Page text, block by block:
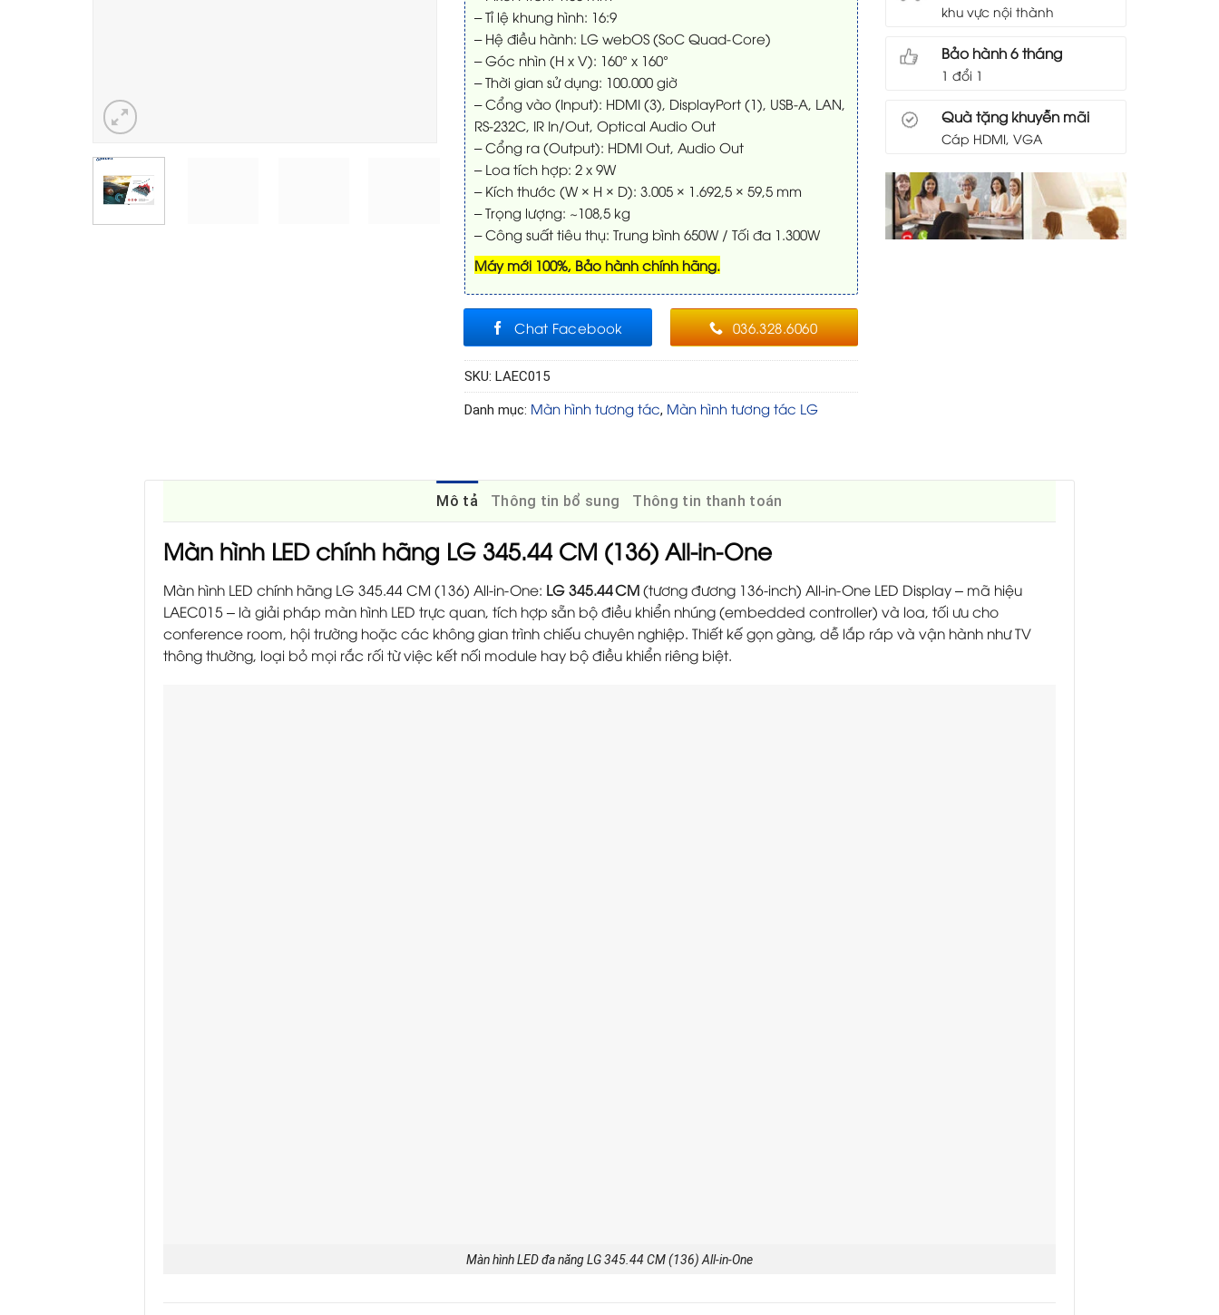
– Tỉ lệ khung hình: 16:9
– Hệ điều hành: LG webOS (SoC Quad-Core)
– Góc nhìn (H x V): 160° x 160°
– Thời gian sử dụng: 100.000 giờ
– Cổng vào (Input): HDMI (3), DisplayPort (1), USB-A, LAN,
RS-232C, IR In/Out, Optical Audio Out
– Cổng ra (Output): HDMI Out, Audio Out
– Loa tích hợp: 2 x 9W
– Kích thước (W × H × D): 3.005 × 1.692,5 × 59,5 mm
– Trọng lượng: ~108,5 kg
– Công suất tiêu thụ: Trung bình 650W / Tối đa 1.300W
Máy mới 100%, Bảo hành chính hãng.
Chat Facebook 036.328.6060
SKU: LAEC015
Danh mục: Màn hình tương tác, Màn hình tương tác LG
khu vực nội thành
Bảo hành 6 tháng
1 đổi 1
Quà tặng khuyễn mãi
Cáp HDMI, VGA
Mô tả Thông tin bổ sung Thông tin thanh toán
Màn hình LED chính hãng LG 345.44 CM (136) All-in-One
Màn hình LED chính hãng LG 345.44 CM (136) All-in-One: LG 345.44 CM(tương đương 136-inch) All‑in‑One LED Display – mã hiệu
LAEC015 – là giải pháp màn hình LED trực quan, tích hợp sẵn bộ điều khiển nhúng (embedded controller) và loa, tối ưu cho
conference room, hội trường hoặc các không gian trình chiếu chuyên nghiệp. Thiết kế gọn gàng, dễ lắp ráp và vận hành như TV
thông thường, loại bỏ mọi rắc rối từ việc kết nối module hay bộ điều khiển riêng biệt.
Màn hình LED đa năng LG 345.44 CM (136) All-in-One